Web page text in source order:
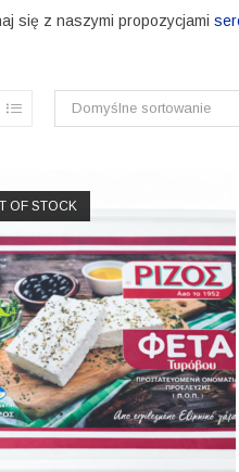
się z naszymi propozycjami
Domyślne sortowanie
OF STOCK